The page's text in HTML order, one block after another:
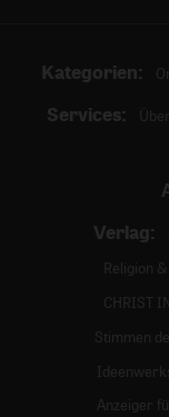
Kategorien:
Services:
Verlag:
Religion
CHRIST
Stimmen
Anzeiger